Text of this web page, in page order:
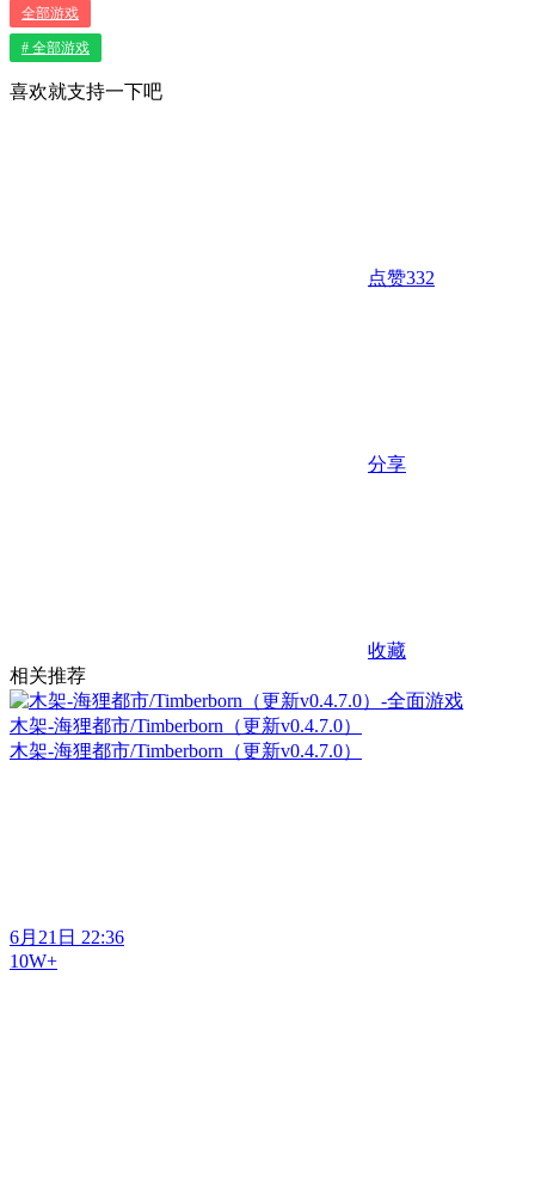
全部游戏
# 全部游戏
喜欢就支持一下吧
点赞332
分享
收藏
相关推荐
木架-海狸都市/Timberborn（更新v0.4.7.0）
木架-海狸都市/Timberborn（更新v0.4.7.0）
6月21日 22:36
10W+